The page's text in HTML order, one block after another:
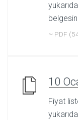
~ PDF
10
Fiyat